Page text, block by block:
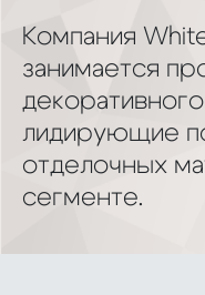
Компания
занимается
лидирующие
отделочных
сегменте.